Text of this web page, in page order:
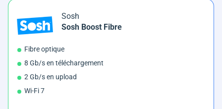
Sosh
Sosh Boost Fibre
Fibre optique
8 Gb/s en téléchargement
2 Gb/s en upload
Wi-Fi 7